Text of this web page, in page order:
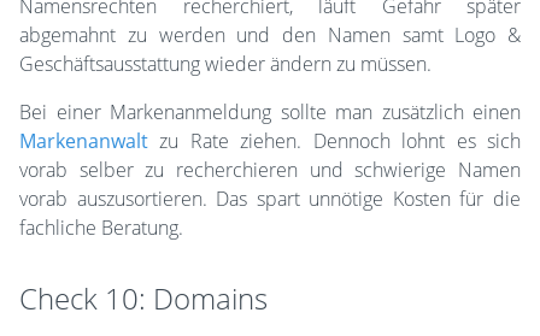
Namensrechten recherchiert, läuft Gefahr später
abgemahnt zu werden und den Namen samt Logo &
Geschäftsausstattung wieder ändern zu müssen.
Bei einer Markenanmeldung sollte man zusätzlich einen
Markenanwalt zu Rate ziehen. Dennoch lohnt es sich
vorab selber zu recherchieren und schwierige Namen
vorab auszusortieren. Das spart unnötige Kosten für die
fachliche Beratung.
Check 10: Domains